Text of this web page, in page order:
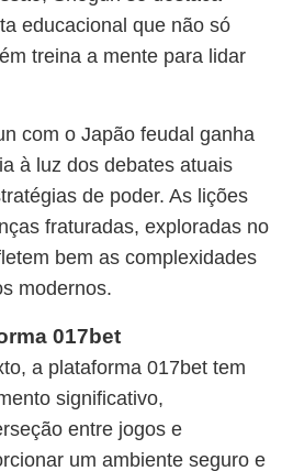
educacional que não só
treina a mente para lidar
com o Japão feudal ganha
à luz dos debates atuais
de poder. As lições
fraturadas, exploradas no
bem as complexidades
modernos.
017bet
a plataforma 017bet tem
significativo,
entre jogos e
um ambiente seguro e